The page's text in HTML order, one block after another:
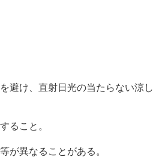
け、直射日光の当たらない涼し
ること。
異なることがある。